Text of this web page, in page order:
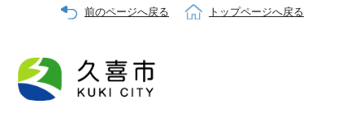
前のページへ戻る トップページへ戻る